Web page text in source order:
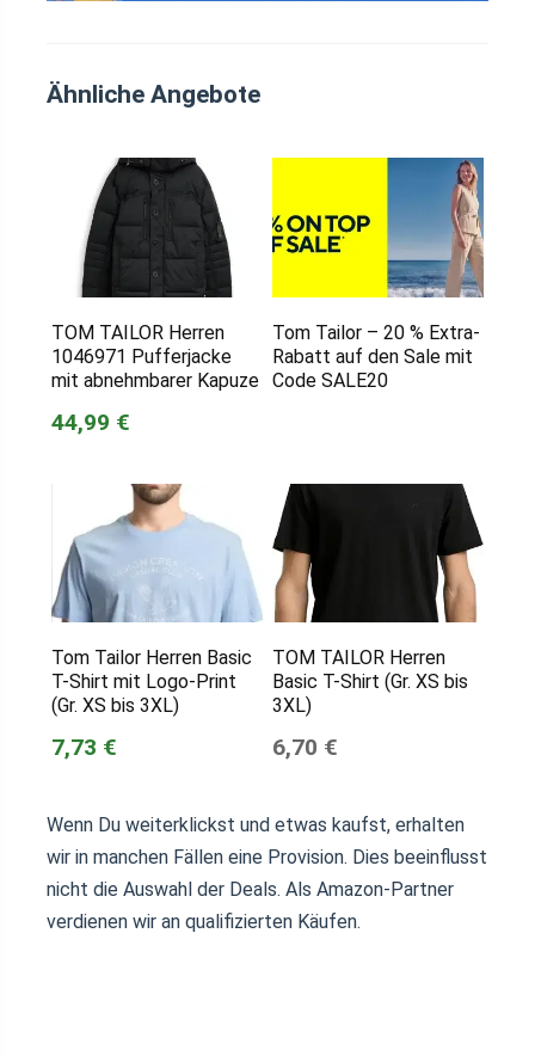
Ähnliche Angebote
TOM TAILOR Herren
1046971 Pufferjacke
mit abnehmbarer Kapuze
44,99 €
Tom Tailor – 20 % Extra-
Rabatt auf den Sale mit
Code SALE20
Tom Tailor Herren Basic
T-Shirt mit Logo-Print
(Gr. XS bis 3XL)
7,73 €
TOM TAILOR Herren
Basic T-Shirt (Gr. XS bis
3XL)
6,70 €
Wenn Du weiterklickst und etwas kaufst, erhalten
wir in manchen Fällen eine Provision. Dies beeinflusst
nicht die Auswahl der Deals. Als Amazon-Partner
verdienen wir an qualifizierten Käufen.